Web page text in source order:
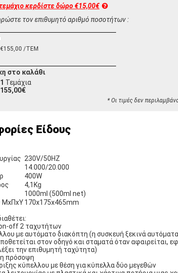
κερδίστε δώρο €15,00€
τον επιθυμητό αριθμό ποσοτήτων :
€155,00 /ΤΕΜ
στο καλάθι
1 Τεμάχια
155,00€
* Οι τιμές δεν
Είδους
230V/50HZ
14.000/20.000
400W
4,1Kg
1000ml (500ml net)
ΜxΠxΥ170x175x465mm
off 2 ταχυτήτων
με αυτόματο διακόπτη (η συσκευή ξεκινά
στον οδηγό και σταματά όταν αφαιρείται,
την επιθυμητή ταχύτητα)
πρόσοψη
κύπελλου με θέση για κύπελλα δύο μεγεθών